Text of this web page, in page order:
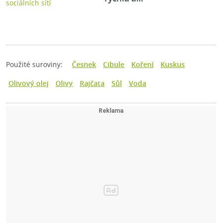
Použité suroviny: Česnek Cibule Koření
Kuskus
Olivový olej
Olivy Rajčata Sůl Voda